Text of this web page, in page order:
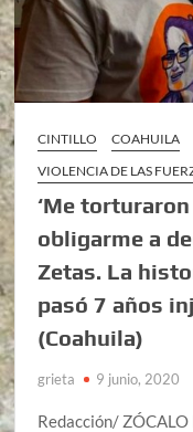
CINTILLO COAHUILA
VIOLENCIA DE LAS
‘Me
obligarme a
Zetas. La
pasó 7 años
(Coahuila)
grieta 9 junio, 2020
Redacción/